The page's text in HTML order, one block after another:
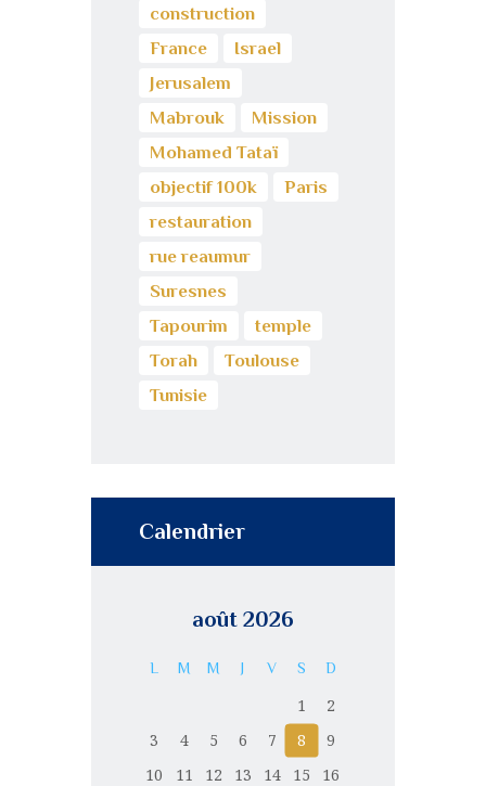
construction
France
Israel
Jerusalem
Mabrouk
Mission
Mohamed Tataï
objectif 100k
Paris
restauration
rue reaumur
Suresnes
Tapourim
temple
Torah
Toulouse
Tunisie
Calendrier
août 2026
L M M J V S D
1
2
3
4 5 6 7 8
9
10
11 12 13 14 15
16